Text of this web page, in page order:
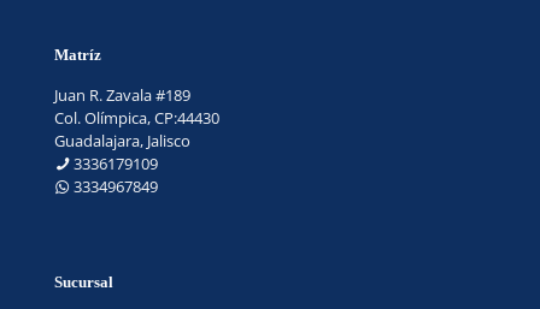
Matríz
Juan R. Zavala #189
Col. Olímpica, CP:44430
Guadalajara, Jalisco
3336179109
3334967849
Sucursal